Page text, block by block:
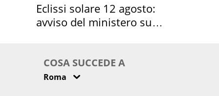
Eclissi solare 12 agosto:
avviso del ministero su